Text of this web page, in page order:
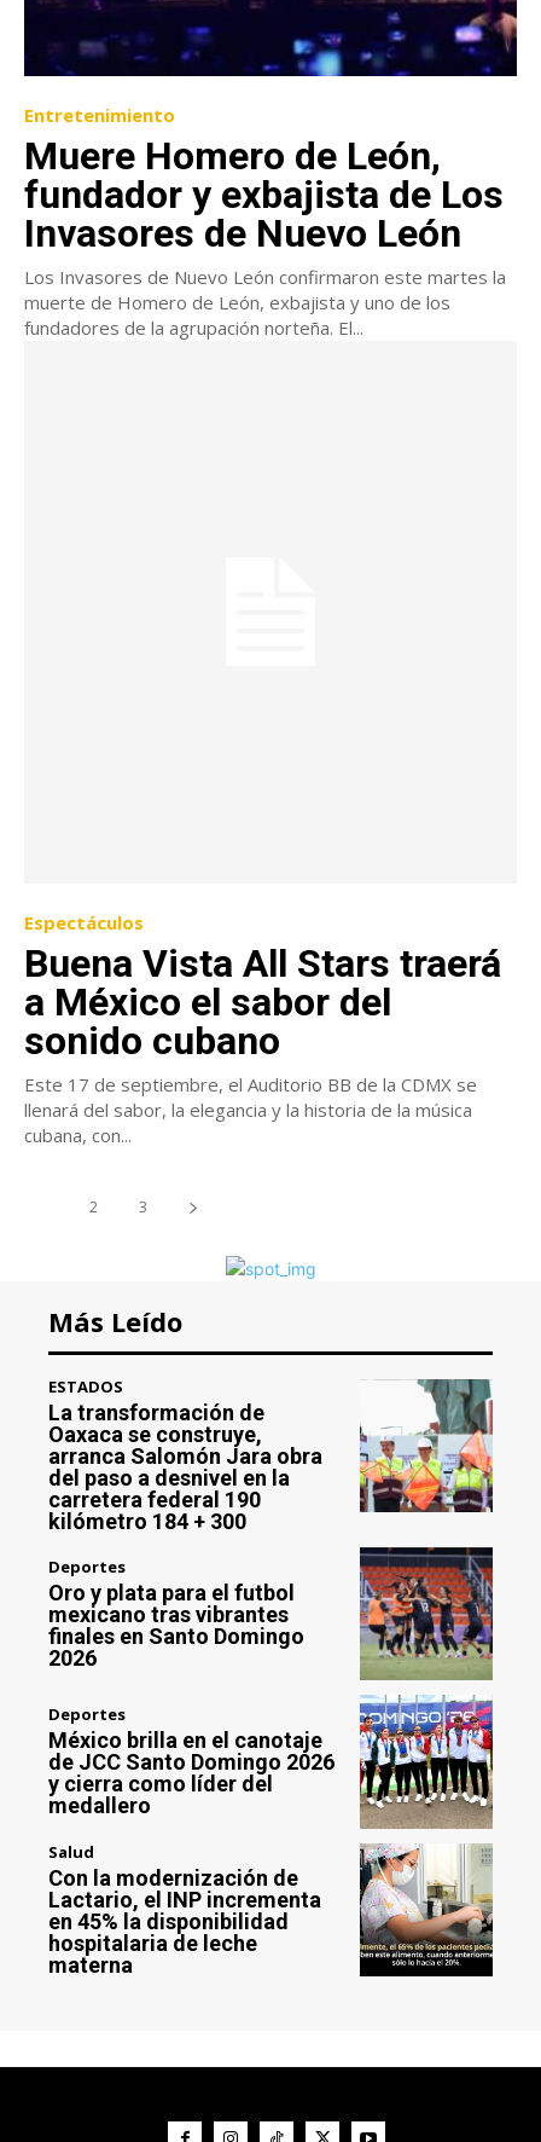
Entretenimiento
Muere Homero de León,
fundador y exbajista de Los
Invasores de Nuevo León
Los Invasores de Nuevo León confirmaron este martes la
muerte de Homero de León, exbajista y uno de los
fundadores de la agrupación norteña. El...
Espectáculos
Buena Vista All Stars traerá
a México el sabor del
sonido cubano
Este 17 de septiembre, el Auditorio BB de la CDMX se
llenará del sabor, la elegancia y la historia de la música
cubana, con...
2 3
Más Leído
ESTADOS
La transformación de
Oaxaca se construye,
arranca Salomón Jara obra
del paso a desnivel en la
carretera federal 190
kilómetro 184 + 300
Deportes
Oro y plata para el futbol
mexicano tras vibrantes
finales en Santo Domingo
2026
Deportes
México brilla en el canotaje
de JCC Santo Domingo 2026
y cierra como líder del
medallero
Salud
Con la modernización de
Lactario, el INP incrementa
en 45% la disponibilidad
hospitalaria de leche
materna